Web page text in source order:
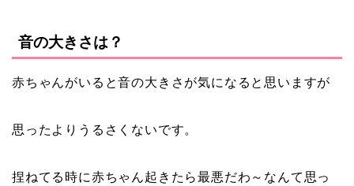
音の大きさは？
赤ちゃんがいると音の大きさが気になると思いますが
思ったよりうるさくないです。
捏ねてる時に赤ちゃん起きたら最悪だわ～なんて思っ